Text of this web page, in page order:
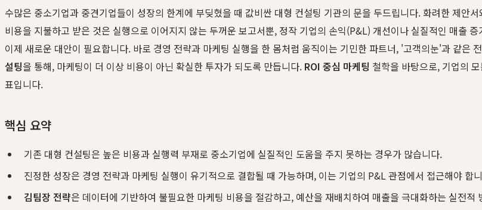
수많은 중소기업과 중견기업들이 성장의 한계에 부딪혔을 때 값비싼 대형 컨설팅 기관의 문을 두드립니다. 화려한 제안
비용을 지불하고 받은 것은 실행으로 이어지지 않는 두꺼운 보고서뿐, 정작 기업의 손익(P&L) 개선이나 실질적인 매출
이제 새로운 대안이 필요합니다. 바로 경영 전략과 마케팅 실행을 한 몸처럼 움직이는 기민한 파트너, '고객의눈'과 같은
설팅을 통해, 마케팅이 더 이상 비용이 아닌 확실한 투자가 되도록 만듭니다. ROI 중심 마케팅 철학을 바탕으로, 기업의
표입니다.
핵심 요약
기존 대형 컨설팅은 높은 비용과 실행력 부재로 중소기업에 실질적인 도움을 주지 못하는 경우가 많습니다.
진정한 성장은 경영 전략과 마케팅 실행이 유기적으로 결합될 때 가능하며, 이는 기업의 P&L 관점에서 접근해야 합
김팀장 전략은 데이터에 기반하여 불필요한 마케팅 비용을 절감하고, 예산을 재배치하여 매출을 극대화하는 실전적